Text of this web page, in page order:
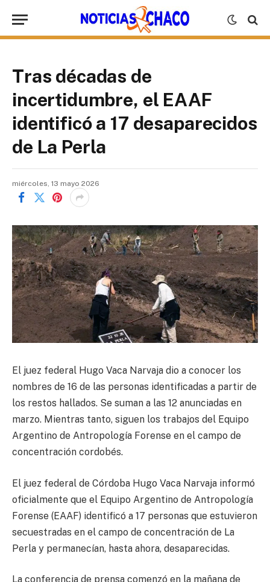
Tras décadas de
incertidumbre, el EAAF
identificó a 17 desaparecidos
de La Perla
miércoles, 13 mayo 2026
El juez federal Hugo Vaca Narvaja dio a conocer los
nombres de 16 de las personas identificadas a partir de
los restos hallados. Se suman a las 12 anunciadas en
marzo. Mientras tanto, siguen los trabajos del Equipo
Argentino de Antropología Forense en el campo de
concentración cordobés.
El juez federal de Córdoba Hugo Vaca Narvaja informó
oficialmente que el Equipo Argentino de Antropología
Forense (EAAF) identificó a 17 personas que estuvieron
secuestradas en el campo de concentración de La
Perla y permanecían, hasta ahora, desaparecidas.
La conferencia de prensa comenzó en la mañana de